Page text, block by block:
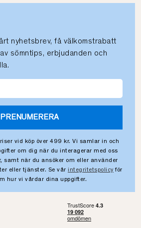
nyhetsbrev, få välkomstrabatt
sömntips, erbjudanden och
PRENUMERERA
vid köp över 499 kr. Vi samlar in och
om dig när du interagerar med oss
samt när du ansöker om eller använder
eller tjänster. Se vår integritetspolicy för
hur vi vårdar dina uppgifter.